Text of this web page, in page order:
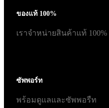
ของแท้ 100%
เราจำหน่ายสินค้าแท้ 100%
ซัพพอร์ท
พร้อมดูแลและซัพพอรืท